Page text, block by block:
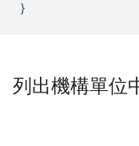
列出機構單位